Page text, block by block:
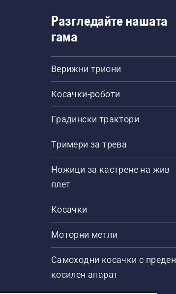
Разгледайте нашата
гама
Верижни триони
Косачки-роботи
Градински трактори
Тримери за трева
Ножици за кастрене на жив
плет
Косачки
Моторни метли
Самоходни косачки с преден
косилен апарат